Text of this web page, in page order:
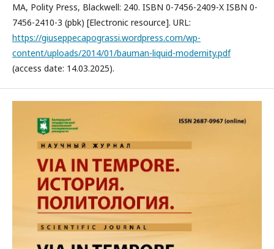
MA, Polity Press, Blackwell: 240. ISBN 0-7456-2409-X ISBN 0-
7456-2410-3 (pbk) [Electronic resource]. URL:
https://giuseppecapograssi.wordpress.com/wp-
content/uploads/2014/01/bauman-liquid-modernity.pdf
(access date: 14.03.2025).